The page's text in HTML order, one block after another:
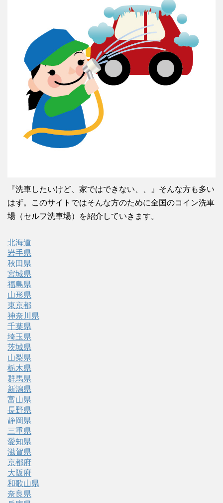
『洗車したいけど、家ではできない、、』そんな方も多い
はず。このサイトではそんな方のために全国のコイン洗車
場（セルフ洗車場）を紹介していきます。
北海道
岩手県
秋田県
宮城県
福島県
山形県
東京都
神奈川県
千葉県
埼玉県
茨城県
山梨県
栃木県
群馬県
新潟県
富山県
長野県
静岡県
三重県
愛知県
滋賀県
京都府
大阪府
和歌山県
奈良県